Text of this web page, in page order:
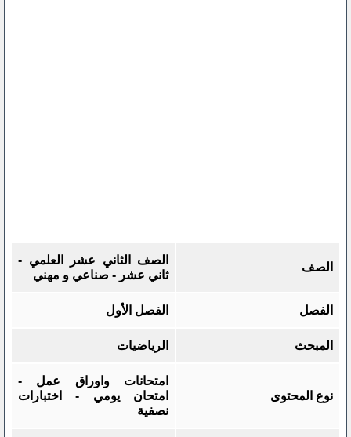
الصف
الصف الثاني عشر العلمي -
ثاني عشر - صناعي و مهني
الفصل الفصل الأول
المبحث الرياضيات
نوع المحتوى
امتحانات واوراق عمل -
امتحان يومي - اختبارات
نصفية